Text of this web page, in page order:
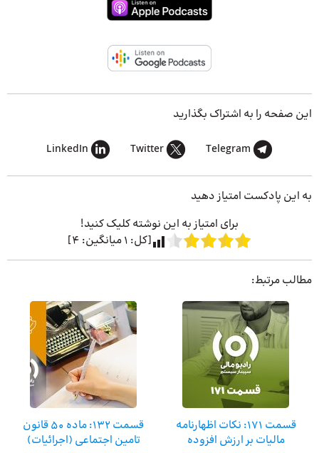
این صفحه را به اشتراک بگذارید
Telegram
Twitter
LinkedIn
به این پادکست امتیاز دهید
برای امتیاز به این نوشته کلیک کنید!
[کل: 1میانگین: 4
]
مطالب مرتبط:
قسمت ۱۷۱: نکات اظهارنامه
مالیات بر ارزش افزوده
قسمت 132: ماده 50 قانون
تامین اجتماعی (اجرائیات)